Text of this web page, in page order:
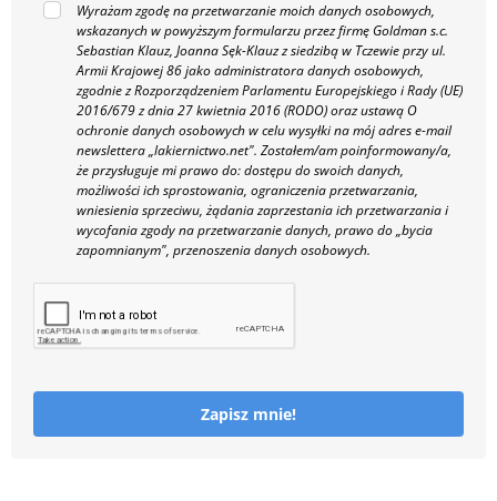
Wyrażam zgodę na przetwarzanie moich danych osobowych,
wskazanych w powyższym formularzu przez firmę Goldman s.c.
Sebastian Klauz, Joanna Sęk-Klauz z siedzibą w Tczewie przy ul.
Armii Krajowej 86 jako administratora danych osobowych,
zgodnie z Rozporządzeniem Parlamentu Europejskiego i Rady (UE)
2016/679 z dnia 27 kwietnia 2016 (RODO) oraz ustawą O
ochronie danych osobowych w celu wysyłki na mój adres e-mail
newslettera „lakiernictwo.net". Zostałem/am poinformowany/a,
że przysługuje mi prawo do: dostępu do swoich danych,
możliwości ich sprostowania, ograniczenia przetwarzania,
wniesienia sprzeciwu, żądania zaprzestania ich przetwarzania i
wycofania zgody na przetwarzanie danych, prawo do „bycia
zapomnianym", przenoszenia danych osobowych.
Zapisz mnie!